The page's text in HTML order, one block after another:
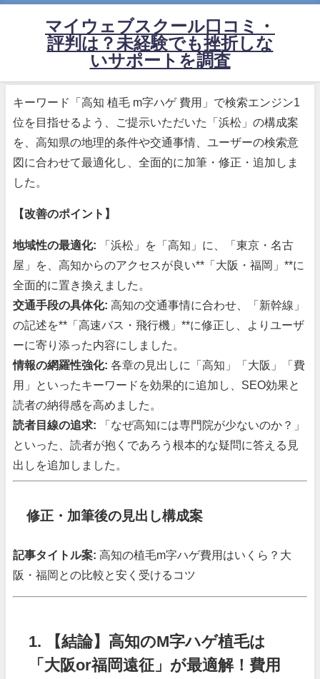
マイウェブスクール口コミ・
評判は？未経験でも挫折しな
いサポートを調査
キーワード「高知 植毛 m字ハゲ 費用」で検索エンジン1
位を目指せるよう、ご提示いただいた「浜松」の構成案
を、高知県の地理的条件や交通事情、ユーザーの検索意
図に合わせて最適化し、全面的に加筆・修正・追加しま
した。
【改善のポイント】
地域性の最適化: 「浜松」を「高知」に、「東京・名古
屋」を、高知からのアクセスが良い**「大阪・福岡」**に
全面的に置き換えました。
交通手段の具体化: 高知の交通事情に合わせ、「新幹線」
の記述を**「高速バス・飛行機」**に修正し、よりユーザ
ーに寄り添った内容にしました。
情報の網羅性強化: 各章の見出しに「高知」「大阪」「費
用」といったキーワードを効果的に追加し、SEO効果と
読者の納得感を高めました。
読者目線の追求: 「なぜ高知には専門院が少ないのか？」
といった、読者が抱くであろう根本的な疑問に答える見
出しを追加しました。
修正・加筆後の見出し構成案
記事タイトル案: 高知の植毛m字ハゲ費用はいくら？大
阪・福岡との比較と安く受けるコツ
1. 【結論】高知のM字ハゲ植毛は
「大阪or福岡遠征」が最適解！費用